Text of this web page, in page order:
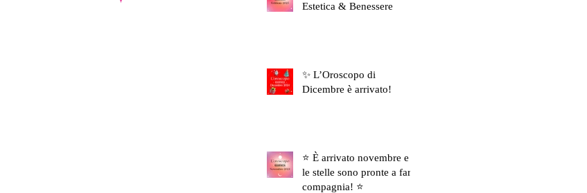
Estetica & Benessere
✨ L’Oroscopo di
Dicembre è arrivato!
⭐ È arrivato novembre e
le stelle sono pronte a farti
compagnia! ⭐